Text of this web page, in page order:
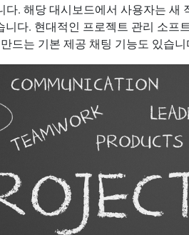
. 해당 대시보드에서 사용자는 새
니다. 현대적인 프로젝트 관리 소프
드는 기본 제공 채팅 기능도 있습니